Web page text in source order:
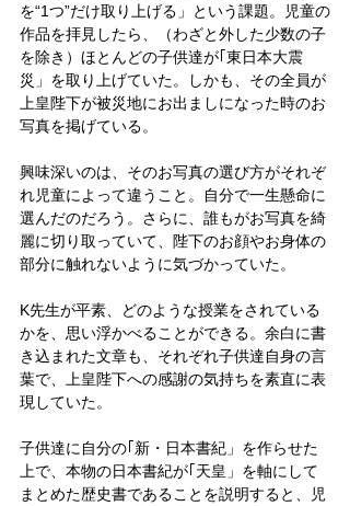
を“1つ”だけ取り上げる」という課題。児童の
作品を拝見したら、（わざと外した少数の子
を除き）ほとんどの子供達が｢東日本大震
災」を取り上げていた。しかも、その全員が
上皇陛下が被災地にお出ましになった時のお
写真を掲げている。
興味深いのは、そのお写真の選び方がそれぞ
れ児童によって違うこと。自分で一生懸命に
選んだのだろう。さらに、誰もがお写真を綺
麗に切り取っていて、陛下のお顔やお身体の
部分に触れないように気づかっていた。
K先生が平素、どのような授業をされている
かを、思い浮かべることができる。余白に書
き込まれた文章も、それぞれ子供達自身の言
葉で、上皇陛下への感謝の気持ちを素直に表
現していた。
子供達に自分の｢新・日本書紀」を作らせた
上で、本物の日本書紀が｢天皇」を軸にして
まとめた歴史書であることを説明すると、児